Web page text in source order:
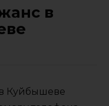
в
Куйбышеве